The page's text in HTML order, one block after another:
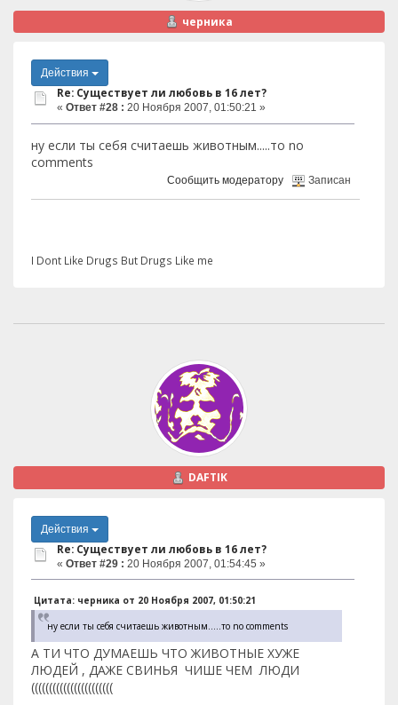
черника
Действия
Re: Существует ли любовь в 16 лет?
« Ответ #28 : 20 Ноября 2007, 01:50:21 »
ну если ты себя считаешь животным.....то no
comments
Сообщить модератору Записан
I Dont Like Drugs But Drugs Like me
DAFTIK
Действия
Re: Существует ли любовь в 16 лет?
« Ответ #29 : 20 Ноября 2007, 01:54:45 »
Цитата: черника от 20 Ноября 2007, 01:50:21
ну если ты себя считаешь животным.....то no comments
А ТИ ЧТО ДУМАЕШЬ ЧТО ЖИВОТНЫЕ ХУЖЕ
ЛЮДЕЙ , ДАЖЕ СВИНЬЯ ЧИШЕ ЧЕМ ЛЮДИ
(((((((((((((((((((((((